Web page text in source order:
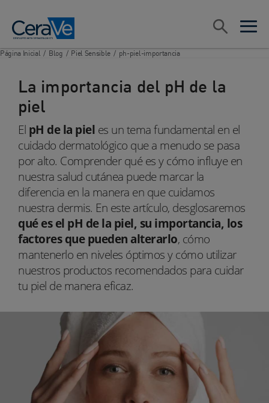
open
open
Search
Página Inicial / Blog / Piel Sensible / ph-piel-importancia
La importancia del pH de la
piel
El pH de la piel es un tema fundamental en el
cuidado dermatológico que a menudo se pasa
por alto. Comprender qué es y cómo influye en
nuestra salud cutánea puede marcar la
diferencia en la manera en que cuidamos
nuestra dermis. En este artículo, desglosaremos
qué es el pH de la piel, su importancia, los
factores que pueden alterarlo, cómo
mantenerlo en niveles óptimos y cómo utilizar
nuestros productos recomendados para cuidar
tu piel de manera eficaz.